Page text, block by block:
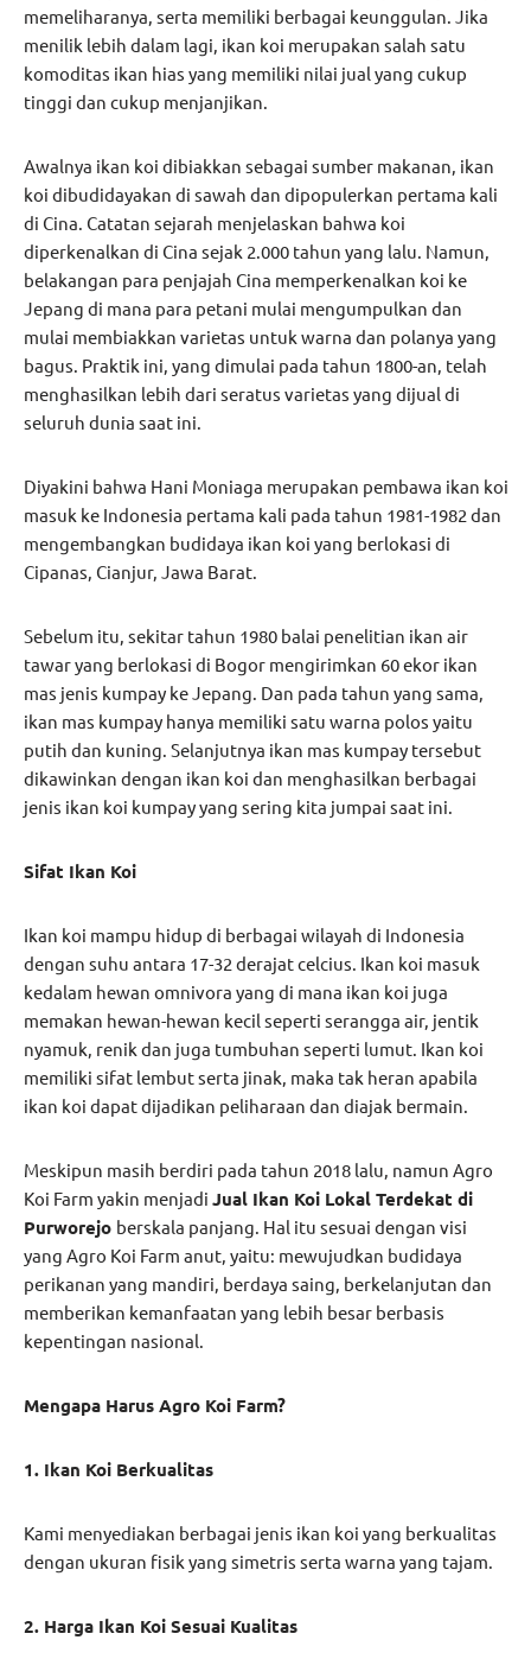
memeliharanya, serta memiliki berbagai keunggulan. Jika
menilik lebih dalam lagi, ikan koi merupakan salah satu
komoditas ikan hias yang memiliki nilai jual yang cukup
tinggi dan cukup menjanjikan.
Awalnya ikan koi dibiakkan sebagai sumber makanan, ikan
koi dibudidayakan di sawah dan dipopulerkan pertama kali
di Cina. Catatan sejarah menjelaskan bahwa koi
diperkenalkan di Cina sejak 2.000 tahun yang lalu. Namun,
belakangan para penjajah Cina memperkenalkan koi ke
Jepang di mana para petani mulai mengumpulkan dan
mulai membiakkan varietas untuk warna dan polanya yang
bagus. Praktik ini, yang dimulai pada tahun 1800-an, telah
menghasilkan lebih dari seratus varietas yang dijual di
seluruh dunia saat ini.
Diyakini bahwa Hani Moniaga merupakan pembawa ikan koi
masuk ke Indonesia pertama kali pada tahun 1981-1982 dan
mengembangkan budidaya ikan koi yang berlokasi di
Cipanas, Cianjur, Jawa Barat.
Sebelum itu, sekitar tahun 1980 balai penelitian ikan air
tawar yang berlokasi di Bogor mengirimkan 60 ekor ikan
mas jenis kumpay ke Jepang. Dan pada tahun yang sama,
ikan mas kumpay hanya memiliki satu warna polos yaitu
putih dan kuning. Selanjutnya ikan mas kumpay tersebut
dikawinkan dengan ikan koi dan menghasilkan berbagai
jenis ikan koi kumpay yang sering kita jumpai saat ini.
Sifat Ikan Koi
Ikan koi mampu hidup di berbagai wilayah di Indonesia
dengan suhu antara 17-32 derajat celcius. Ikan koi masuk
kedalam hewan omnivora yang di mana ikan koi juga
memakan hewan-hewan kecil seperti serangga air, jentik
nyamuk, renik dan juga tumbuhan seperti lumut. Ikan koi
memiliki sifat lembut serta jinak, maka tak heran apabila
ikan koi dapat dijadikan peliharaan dan diajak bermain.
Meskipun masih berdiri pada tahun 2018 lalu, namun Agro
Koi Farm yakin menjadi Jual Ikan Koi Lokal Terdekat di
Purworejo berskala panjang. Hal itu sesuai dengan visi
yang Agro Koi Farm anut, yaitu: mewujudkan budidaya
perikanan yang mandiri, berdaya saing, berkelanjutan dan
memberikan kemanfaatan yang lebih besar berbasis
kepentingan nasional.
Mengapa Harus Agro Koi Farm?
1. Ikan Koi Berkualitas
Kami menyediakan berbagai jenis ikan koi yang berkualitas
dengan ukuran fisik yang simetris serta warna yang tajam.
2. Harga Ikan Koi Sesuai Kualitas